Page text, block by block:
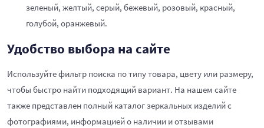
зеленый, желтый, серый, бежевый, розовый, красный,
голубой, оранжевый.
Удобство выбора на сайте
Используйте фильтр поиска по типу товара, цвету или размеру,
чтобы быстро найти подходящий вариант. На нашем сайте
также представлен полный каталог зеркальных изделий с
фотографиями, информацией о наличии и отзывами